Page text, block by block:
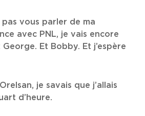
pas vous parler de ma
avec PNL, je vais encore
Et Bobby. Et j’espère
je savais que j’allais
d’heure.